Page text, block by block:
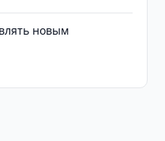
новым